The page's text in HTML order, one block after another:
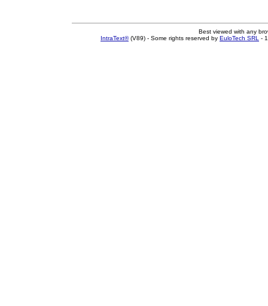
Best viewed with any
IntraText®(V89) - Some rights reserved by EuloTech SRL -